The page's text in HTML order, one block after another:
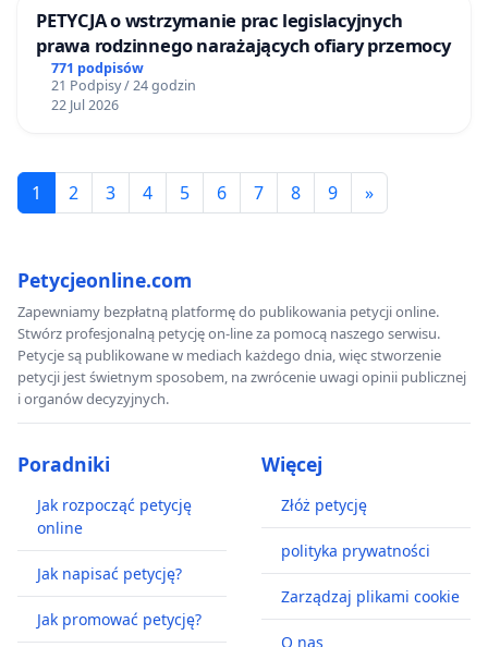
PETYCJA o wstrzymanie prac legislacyjnych
prawa rodzinnego narażających ofiary przemocy
771 podpisów
21 Podpisy / 24 godzin
22 Jul 2026
1 2 3 4 5 6 7 8 9 »
Petycjeonline.com
Zapewniamy bezpłatną platformę do publikowania petycji online.
Stwórz profesjonalną petycję on-line za pomocą naszego serwisu.
Petycje są publikowane w mediach każdego dnia, więc stworzenie
petycji jest świetnym sposobem, na zwrócenie uwagi opinii publicznej
i organów decyzyjnych.
Poradniki
Jak rozpocząć petycję
online
Jak napisać petycję?
Jak promować petycję?
Więcej
Złóż petycję
polityka prywatności
Zarządzaj plikami cookie
O nas